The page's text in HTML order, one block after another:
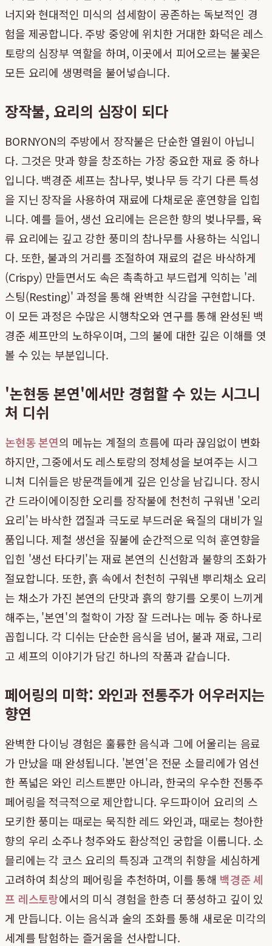
너지와 현대적인 미식의 섬세함이 공존하는 독보적인 경
험을 제공합니다. 주방 중앙에 위치한 거대한 화덕은 레스
토랑의 심장부 역할을 하며, 이곳에서 피어오르는 불꽃은
모든 요리에 생명력을 불어넣습니다.
장작불, 요리의 심장이 되다
BORNYON의 주방에서 장작불은 단순한 열원이 아닙니
다. 그것은 맛과 향을 창조하는 가장 중요한 재료 중 하나
입니다. 백경준 셰프는 참나무, 벚나무 등 각기 다른 특성
을 지닌 장작을 사용하여 재료에 다채로운 훈연향을 입힙
니다. 예를 들어, 생선 요리에는 은은한 향의 벚나무를, 육
류 요리에는 깊고 강한 풍미의 참나무를 사용하는 식입니
다. 또한, 불과의 거리를 조절하여 재료의 겉은 바삭하게
(Crispy) 만들면서도 속은 촉촉하고 부드럽게 익히는 '레
스팅(Resting)' 과정을 통해 완벽한 식감을 구현합니다.
이 모든 과정은 수많은 시행착오와 연구를 통해 완성된 백
경준 셰프만의 노하우이며, 그의 불에 대한 깊은 이해를 엿
볼 수 있는 부분입니다.
'논현동 본연'에서만 경험할 수 있는 시그니
처 디쉬
논현동 본연의 메뉴는 계절의 흐름에 따라 끊임없이 변화
하지만, 그중에서도 레스토랑의 정체성을 보여주는 시그
니처 디쉬들은 방문객들에게 깊은 인상을 남깁니다. 장시
간 드라이에이징한 오리를 장작불에 천천히 구워낸 '오리
요리'는 바삭한 껍질과 극도로 부드러운 육질의 대비가 일
품입니다. 제철 생선을 짚불에 순간적으로 익혀 훈연향을
입힌 '생선 타다키'는 재료 본연의 신선함과 불향의 조화가
절묘합니다. 또한, 흙 속에서 천천히 구워낸 뿌리채소 요리
는 채소가 가진 본연의 단맛과 흙의 향기를 오롯이 느끼게
해주는, '본연'의 철학이 가장 잘 드러나는 메뉴 중 하나로
꼽힙니다. 각 디쉬는 단순한 음식을 넘어, 불과 재료, 그리
고 셰프의 이야기가 담긴 하나의 작품과 같습니다.
페어링의 미학: 와인과 전통주가 어우러지는
향연
완벽한 다이닝 경험은 훌륭한 음식과 그에 어울리는 음료
가 만났을 때 완성됩니다. '본연'은 전문 소믈리에가 엄선
한 폭넓은 와인 리스트뿐만 아니라, 한국의 우수한 전통주
페어링을 적극적으로 제안합니다. 우드파이어 요리의 스
모키한 풍미는 때로는 묵직한 레드 와인과, 때로는 청아한
향의 우리 소주나 청주와도 환상적인 궁합을 이룹니다. 소
믈리에는 각 코스 요리의 특징과 고객의 취향을 세심하게
고려하여 최상의 페어링을 추천하며, 이를 통해 백경준 셰
프 레스토랑에서의 미식 경험을 한층 더 풍성하고 깊이 있
게 만듭니다. 이는 음식과 술의 조화를 통해 새로운 미각의
세계를 탐험하는 즐거움을 선사합니다.